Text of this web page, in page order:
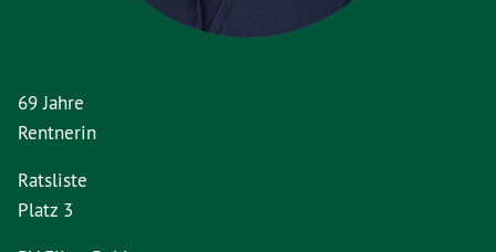
69 Jahre
Rentnerin
Ratsliste
Platz 3